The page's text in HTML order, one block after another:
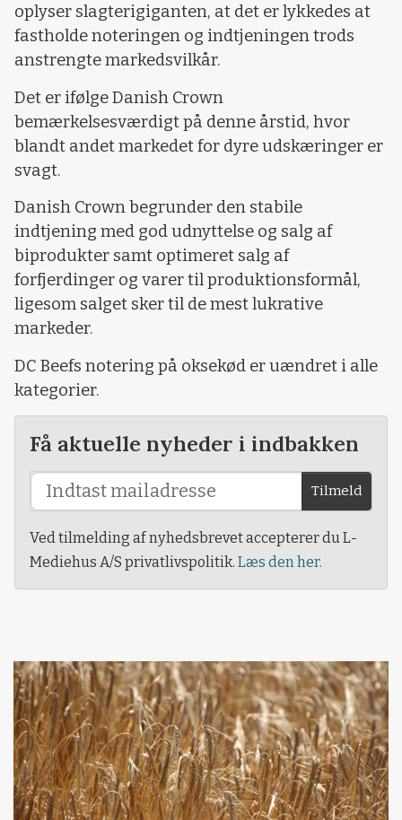
oplyser slagterigiganten, at det er lykkedes at
fastholde noteringen og indtjeningen trods
anstrengte markedsvilkår.
Det er ifølge Danish Crown
bemærkelsesværdigt på denne årstid, hvor
blandt andet markedet for dyre udskæringer er
svagt.
Danish Crown begrunder den stabile
indtjening med god udnyttelse og salg af
biprodukter samt optimeret salg af
forfjerdinger og varer til produktionsformål,
ligesom salget sker til de mest lukrative
markeder.
DC Beefs notering på oksekød er uændret i alle
kategorier.
Få aktuelle nyheder i indbakken
Tilmeld
Ved tilmelding af nyhedsbrevet accepterer du L-
Mediehus A/S privatlivspolitik. Læs den her.